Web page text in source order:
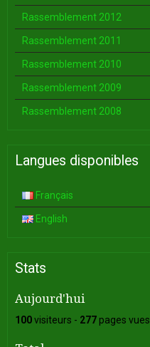
Rassemblement 2012
Rassemblement 2011
Rassemblement 2010
Rassemblement 2009
Rassemblement 2008
Langues disponibles
Français
English
Stats
Aujourd'hui
100visiteurs - 277pages vues